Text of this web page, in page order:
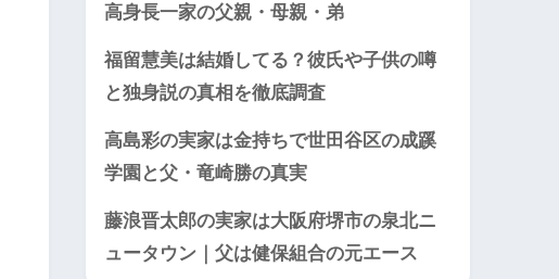
高身長一家の父親・母親・弟
福留慧美は結婚してる？彼氏や子供の噂
と独身説の真相を徹底調査
高島彩の実家は金持ちで世田谷区の成蹊
学園と父・竜崎勝の真実
藤浪晋太郎の実家は大阪府堺市の泉北ニ
ュータウン｜父は健保組合の元エース